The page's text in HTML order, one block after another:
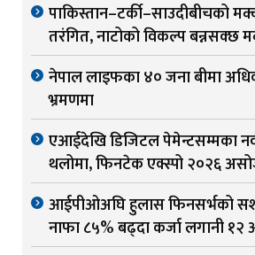
पाकिस्तान–टर्की–साउदीबीचको
तरंगित, नाटोको विकल्प बन्नसक्छ
नेपाल लाइफका ४० जना बीमा
भ्रमणमा
एआईदेखि डिजिटल पेमेन्टसम्मका
थलोमा, फिनटेक एक्स्पो २०२६
आईपीओअघि हुलास फिनसर्भको
नाफा ८५% बढ्दा कर्जा लगानी १२